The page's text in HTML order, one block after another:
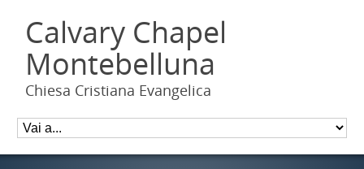
Calvary Chapel
Montebelluna
Chiesa Cristiana Evangelica